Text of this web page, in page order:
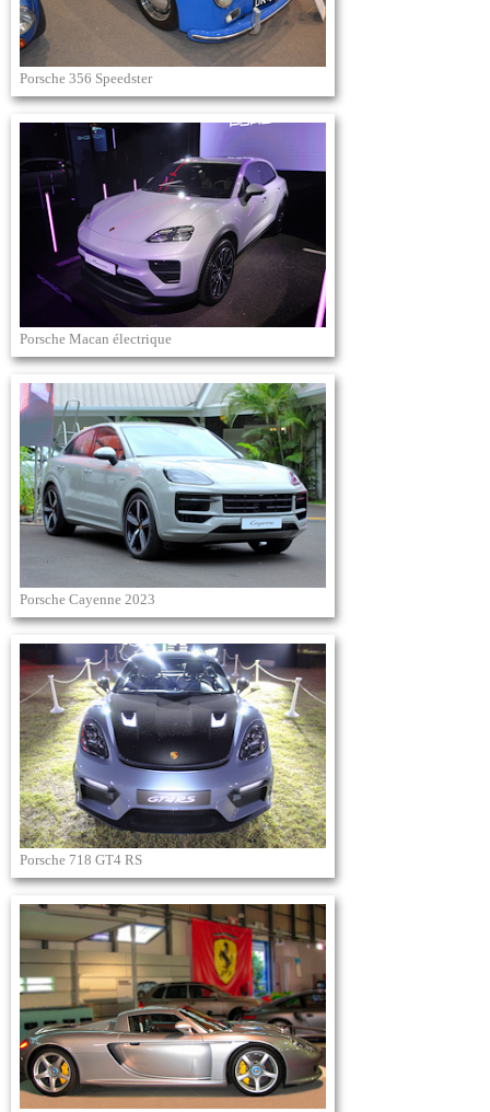
Porsche 356 Speedster
Porsche Macan électrique
Porsche Cayenne 2023
Porsche 718 GT4 RS